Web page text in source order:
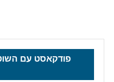
פודקאסט עם